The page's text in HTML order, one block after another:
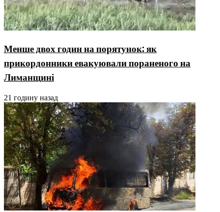
Менше двох годин на порятунок: як
прикордонники евакуювали пораненого на
Лиманщині
21 годину назад